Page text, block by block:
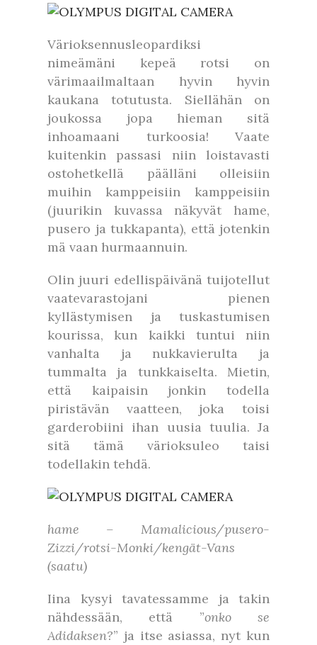
Värioksennusleopardiksi
nimeämäni kepeä rotsi on
värimaailmaltaan hyvin hyvin
kaukana totutusta. Siellähän on
joukossa jopa hieman sitä
inhoamaani turkoosia! Vaate
kuitenkin passasi niin loistavasti
ostohetkellä päälläni olleisiin
muihin kamppeisiin kamppeisiin
(juurikin kuvassa näkyvät hame,
pusero ja tukkapanta), että jotenkin
mä vaan hurmaannuin.
Olin juuri edellispäivänä tuijotellut
vaatevarastojani pienen
kyllästymisen ja tuskastumisen
kourissa, kun kaikki tuntui niin
vanhalta ja nukkavierulta ja
tummalta ja tunkkaiselta. Mietin,
että kaipaisin jonkin todella
piristävän vaatteen, joka toisi
garderobiini ihan uusia tuulia. Ja
sitä tämä värioksuleo taisi
todellakin tehdä.
hame – Mamalicious/pusero-
Zizzi/rotsi-Monki/kengät-Vans
(saatu)
Iina kysyi tavatessamme ja takin
nähdessään, että ”onko se
Adidaksen?” ja itse asiassa, nyt kun